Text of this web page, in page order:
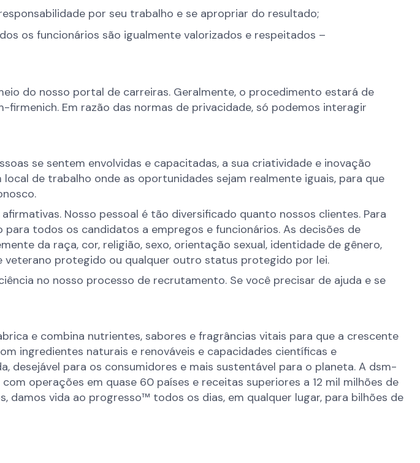
por seu trabalho e se apropriar do resultado;
os funcionários são igualmente valorizados e respeitados –
do nosso portal de carreiras. Geralmente, o procedimento estará de
Em razão das normas de privacidade, só podemos interagir
se sentem envolvidas e capacitadas, a sua criatividade e inovação
de trabalho onde as oportunidades sejam realmente iguais, para que
Nosso pessoal é tão diversificado quanto nossos clientes. Para
todos os candidatos a empregos e funcionários. As decisões de
da raça, cor, religião, sexo, orientação sexual, identidade de gênero,
veterano protegido ou qualquer outro status protegido por lei.
no nosso processo de recrutamento. Se você precisar de ajuda e se
e combina nutrientes, sabores e fragrâncias vitais para que a crescente
ingredientes naturais e renováveis ​​e capacidades científicas e
desejável para os consumidores e mais sustentável para o planeta. A dsm-
operações em quase 60 países e receitas superiores a 12 mil milhões de
damos vida ao progresso™ todos os dias, em qualquer lugar, para bilhões de